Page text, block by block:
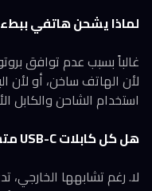
لماذا يشحن هاتفي
غالباً بسبب عدم توافق
استخدام الشاحن والكابل
هل كل كابلات USB-C متشابهة في سرعة الشحن؟
لا. رغم تشابهها الخارجي،